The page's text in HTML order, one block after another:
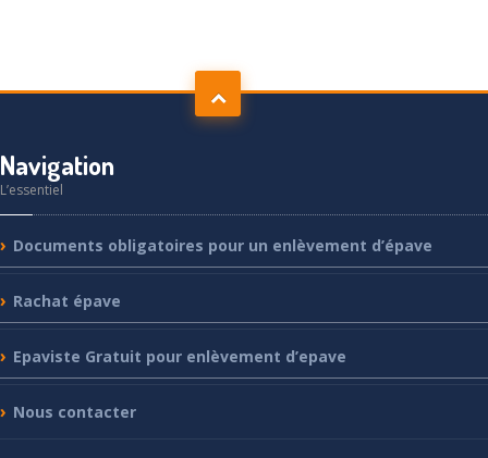
Navigation
L’essentiel
Documents obligatoires pour un enlèvement d’épave
Rachat épave
Epaviste Gratuit pour enlèvement d’epave
Nous contacter